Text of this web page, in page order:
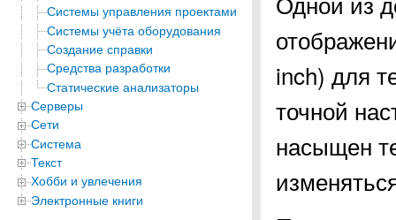
Системы управления проектами
Системы учёта оборудования
Создание справки
Средства разработки
Статические анализаторы
Серверы
Сети
Система
Текст
Хобби и увлечения
Электронные книги
inch) для
точной
насыщен